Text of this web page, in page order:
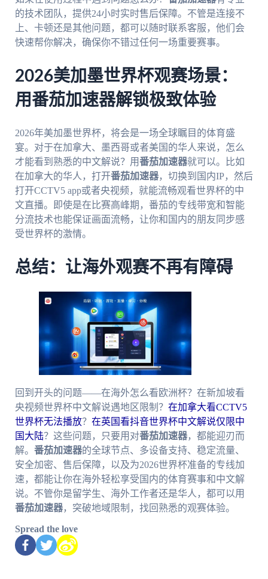
的技术团队，提供24小时实时售后保障。不管是连接不
上、卡顿还是其他问题，都可以随时联系客服，他们会
快速帮你解决，确保你不错过任何一场重要赛事。
2026美加墨世界杯观赛场景：
用番茄加速器解锁极致体验
2026年美加墨世界杯，将会是一场全球瞩目的体育盛
宴。对于在加拿大、墨西哥或者美国的华人来说，怎么
才能看到熟悉的中文解说？用番茄加速器就可以。比如
在加拿大的华人，打开番茄加速器，切换到国内IP，然后
打开CCTV5 app或者央视频，就能流畅观看世界杯的中
文直播。即使是在比赛高峰期，番茄的专线带宽和智能
分流技术也能保证画面流畅，让你和国内的朋友同步感
受世界杯的激情。
总结：让海外观赛不再有障碍
回到开头的问题——在海外怎么看欧洲杯？在新加坡看
央视频世界杯中文解说遇地区限制？ 在加拿大看CCTV5
世界杯无法播放？ 在英国看抖音世界杯中文解说仅限中
国大陆？这些问题，只要用对番茄加速器，都能迎刃而
解。 番茄加速器的全球节点、多设备支持、稳定流量、
安全加密、售后保障，以及为2026世界杯准备的专线加
速，都能让你在海外轻松享受国内的体育赛事和中文解
说。不管你是留学生、海外工作者还是华人，都可以用
番茄加速器，突破地域限制，找回熟悉的观赛体验。
Spread the love